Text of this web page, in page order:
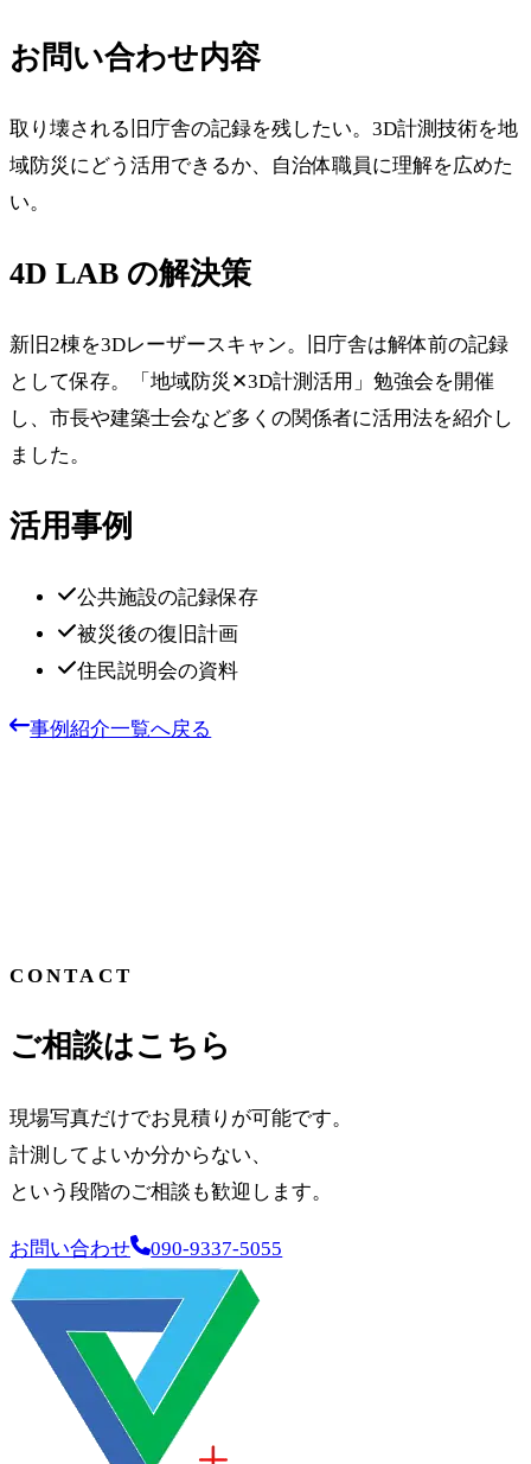
お問い合わせ内容
取り壊される旧庁舎の記録を残したい。3D計測技術を地
域防災にどう活用できるか、自治体職員に理解を広めた
い。
4D LAB の解決策
新旧2棟を3Dレーザースキャン。旧庁舎は解体前の記録
として保存。「地域防災✕3D計測活用」勉強会を開催
し、市長や建築士会など多くの関係者に活用法を紹介し
ました。
活用事例
公共施設の記録保存
被災後の復旧計画
住民説明会の資料
事例紹介一覧へ戻る
CONTACT
ご相談はこちら
現場写真だけでお見積りが可能です。
計測してよいか分からない、
という段階のご相談も歓迎します。
お問い合わせ 090-9337-5055